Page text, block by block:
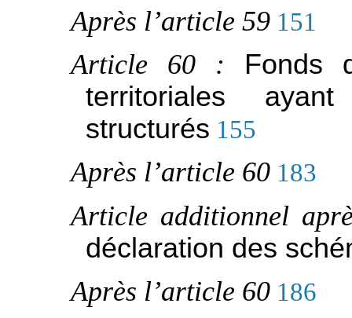
Après l’article 59151
Article 60 : Fonds
territoriales
structurés 155
Après l’article 60183
Article additionnel
déclaration des
Après l’article 60186